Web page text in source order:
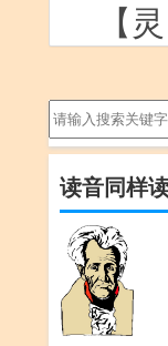
【灵
读音同样